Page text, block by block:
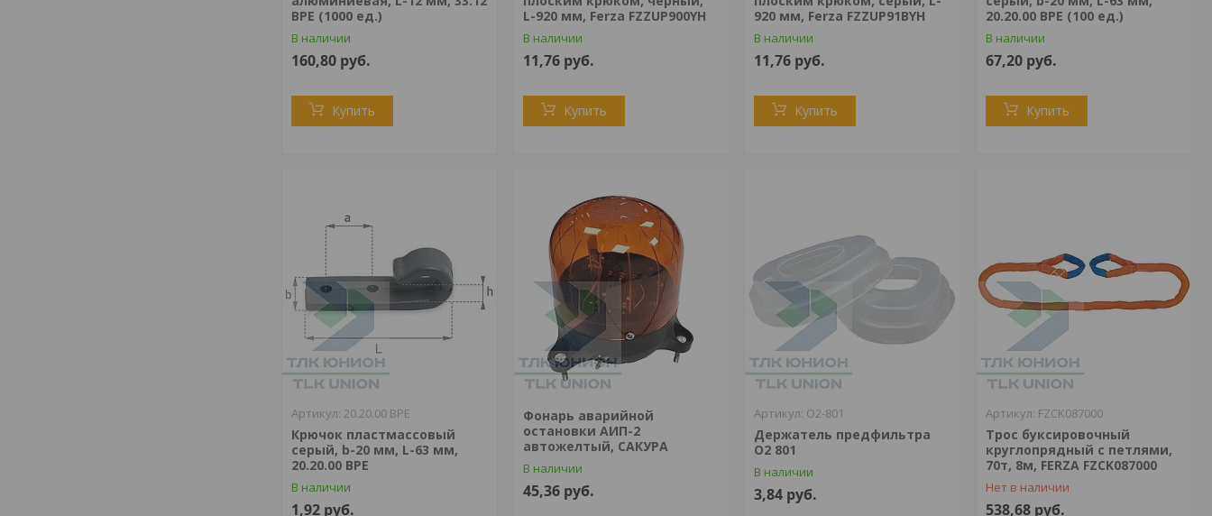
BPE (1000 ед.)
В наличии
160,80 руб.
Купить
L-920 мм, Ferza FZZUP900YH
В наличии
11,76 руб.
Купить
920 мм, Ferza FZZUP91BYH
В наличии
11,76 руб.
Купить
20.20.00 BPE (100 ед.)
В наличии
67,20 руб.
Купить
20.20.00 BPE
Крючок пластмассовый
серый, b-20 мм, L-63 мм,
20.20.00 BPE
В наличии
1,92 руб.
Фонарь аварийной
остановки АИП-2
автожелтый, САКУРА
В наличии
45,36 руб.
О2-801
Держатель предфильтра
О2 801
В наличии
3,84 руб.
FZCK087000
Трос буксировочный
круглопрядный с петлями,
70т, 8м, FERZA FZCK087000
Нет в наличии
538,68 руб.